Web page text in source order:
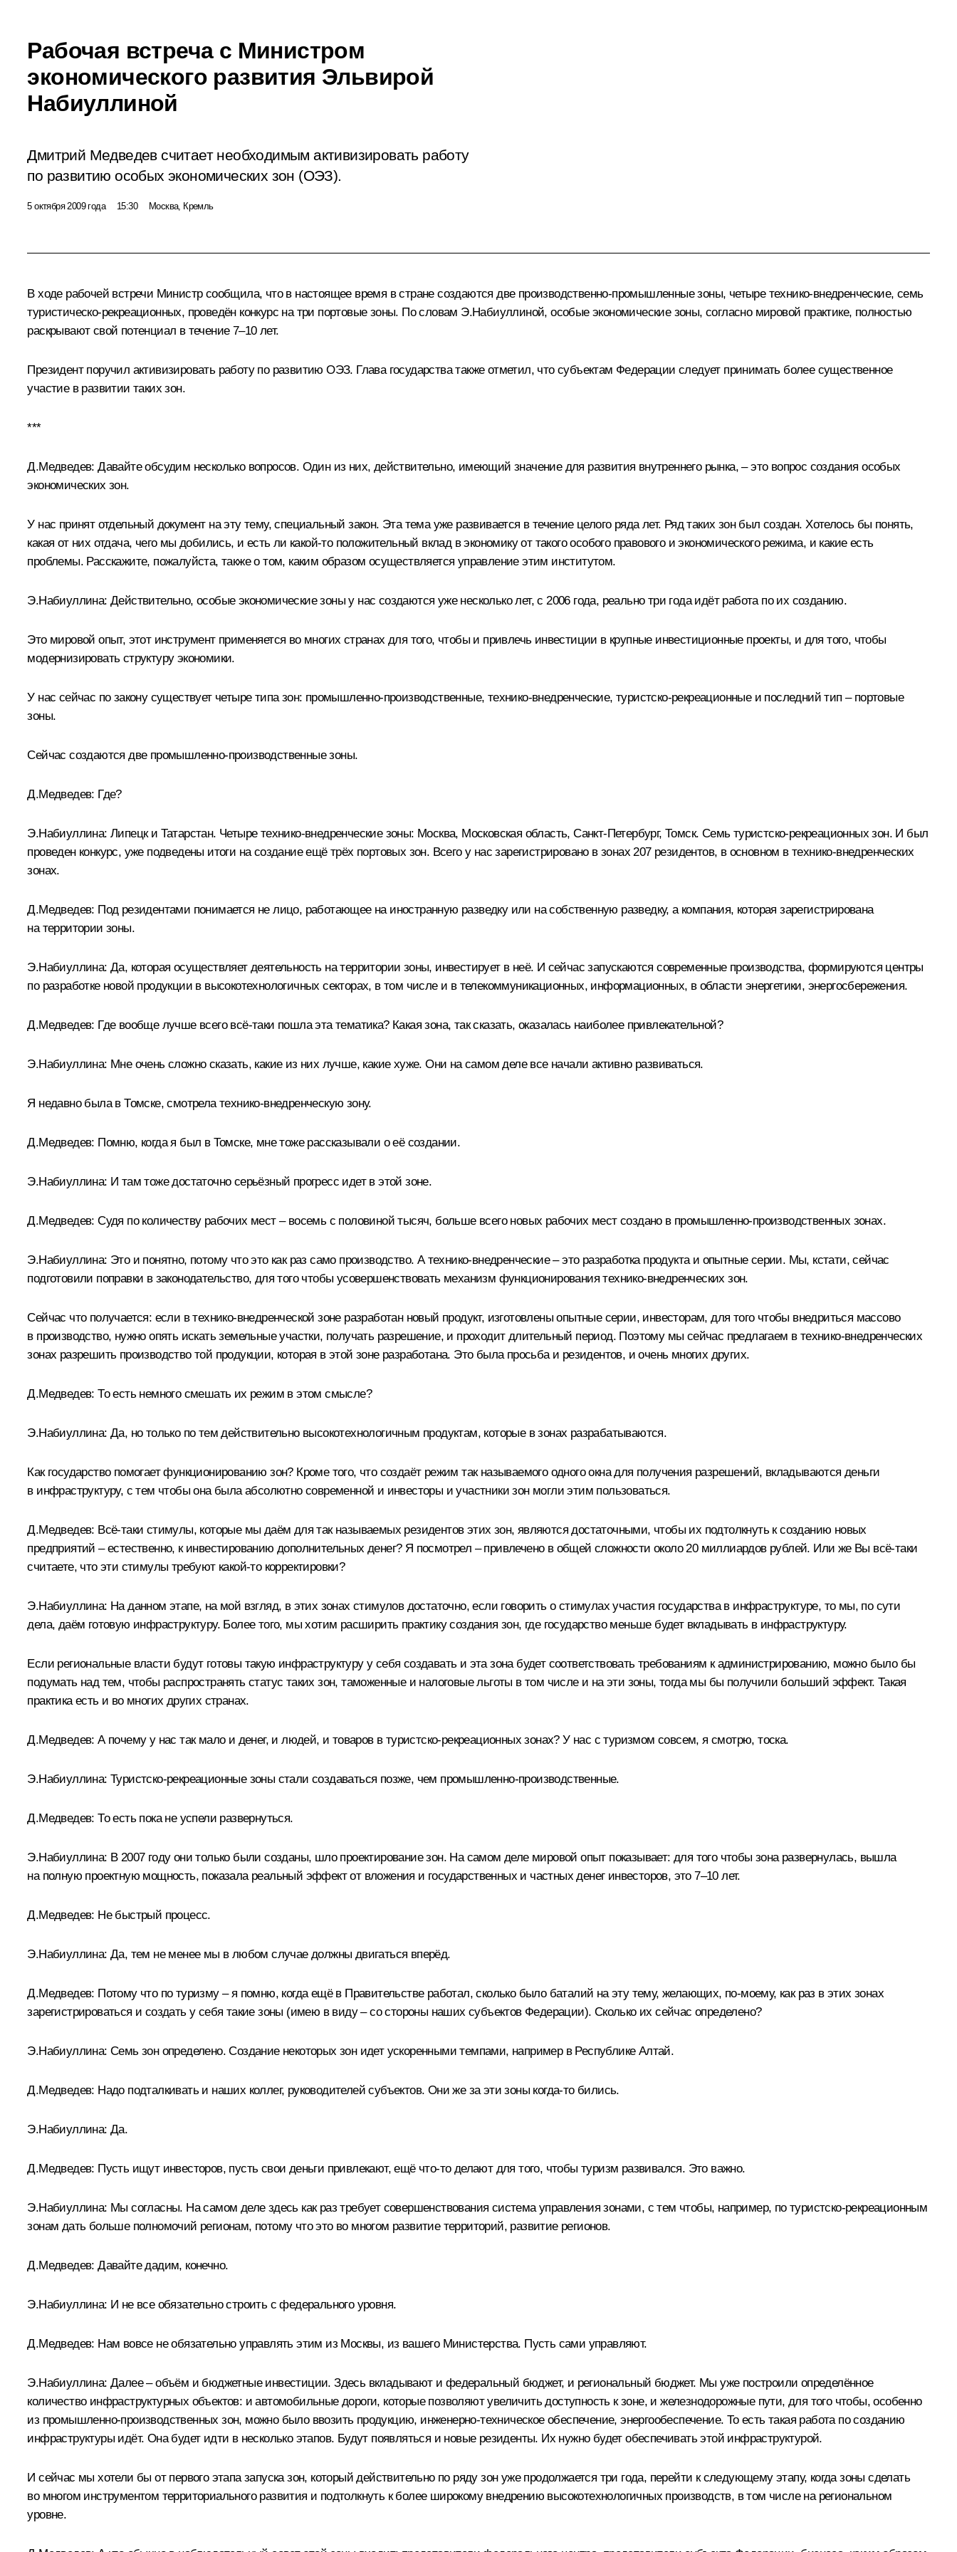
Рабочая встреча с Министром
экономического развития Эльвирой
Набиуллиной
Дмитрий Медведев считает необходимым активизировать работу
по развитию особых экономических зон (ОЭЗ).
5 октября 2009 года 15:30 Москва, Кремль
В ходе рабочей встречи Министр сообщила, что в настоящее время в стране создаются две производственно-промышленные зоны, четыре технико-внедренческие, семь
туристическо-рекреационных, проведён конкурс на три портовые зоны. По словам Э.Набиуллиной, особые экономические зоны, согласно мировой практике, полностью
раскрывают свой потенциал в течение 7–10 лет.
Президент поручил активизировать работу по развитию ОЭЗ. Глава государства также отметил, что субъектам Федерации следует принимать более существенное
участие в развитии таких зон.
***
Д.Медведев: Давайте обсудим несколько вопросов. Один из них, действительно, имеющий значение для развития внутреннего рынка, – это вопрос создания особых
экономических зон.
У нас принят отдельный документ на эту тему, специальный закон. Эта тема уже развивается в течение целого ряда лет. Ряд таких зон был создан. Хотелось бы понять,
какая от них отдача, чего мы добились, и есть ли какой‑то положительный вклад в экономику от такого особого правового и экономического режима, и какие есть
проблемы. Расскажите, пожалуйста, также о том, каким образом осуществляется управление этим институтом.
Э.Набиуллина: Действительно, особые экономические зоны у нас создаются уже несколько лет, с 2006 года, реально три года идёт работа по их созданию.
Это мировой опыт, этот инструмент применяется во многих странах для того, чтобы и привлечь инвестиции в крупные инвестиционные проекты, и для того, чтобы
модернизировать структуру экономики.
У нас сейчас по закону существует четыре типа зон: промышленно-производственные, технико-внедренческие, туристско-рекреационные и последний тип – портовые
зоны.
Сейчас создаются две промышленно-производственные зоны.
Д.Медведев: Где?
Э.Набиуллина: Липецк и Татарстан. Четыре технико-внедренческие зоны: Москва, Московская область, Санкт-Петербург, Томск. Семь туристско-рекреационных зон. И был
проведен конкурс, уже подведены итоги на создание ещё трёх портовых зон. Всего у нас зарегистрировано в зонах 207 резидентов, в основном в технико-внедренческих
зонах.
Д.Медведев: Под резидентами понимается не лицо, работающее на иностранную разведку или на собственную разведку, а компания, которая зарегистрирована
на территории зоны.
Э.Набиуллина: Да, которая осуществляет деятельность на территории зоны, инвестирует в неё. И сейчас запускаются современные производства, формируются центры
по разработке новой продукции в высокотехнологичных секторах, в том числе и в телекоммуникационных, информационных, в области энергетики, энергосбережения.
Д.Медведев: Где вообще лучше всего всё‑таки пошла эта тематика? Какая зона, так сказать, оказалась наиболее привлекательной?
Э.Набиуллина: Мне очень сложно сказать, какие из них лучше, какие хуже. Они на самом деле все начали активно развиваться.
Я недавно была в Томске, смотрела технико-внедренческую зону.
Д.Медведев: Помню, когда я был в Томске, мне тоже рассказывали о её создании.
Э.Набиуллина: И там тоже достаточно серьёзный прогресс идет в этой зоне.
Д.Медведев: Судя по количеству рабочих мест – восемь с половиной тысяч, больше всего новых рабочих мест создано в промышленно-производственных зонах.
Э.Набиуллина: Это и понятно, потому что это как раз само производство. А технико-внедренческие – это разработка продукта и опытные серии. Мы, кстати, сейчас
подготовили поправки в законодательство, для того чтобы усовершенствовать механизм функционирования технико-внедренческих зон.
Сейчас что получается: если в технико-внедренческой зоне разработан новый продукт, изготовлены опытные серии, инвесторам, для того чтобы внедриться массово
в производство, нужно опять искать земельные участки, получать разрешение, и проходит длительный период. Поэтому мы сейчас предлагаем в технико-внедренческих
зонах разрешить производство той продукции, которая в этой зоне разработана. Это была просьба и резидентов, и очень многих других.
Д.Медведев: То есть немного смешать их режим в этом смысле?
Э.Набиуллина: Да, но только по тем действительно высокотехнологичным продуктам, которые в зонах разрабатываются.
Как государство помогает функционированию зон? Кроме того, что создаёт режим так называемого одного окна для получения разрешений, вкладываются деньги
в инфраструктуру, с тем чтобы она была абсолютно современной и инвесторы и участники зон могли этим пользоваться.
Д.Медведев: Всё‑таки стимулы, которые мы даём для так называемых резидентов этих зон, являются достаточными, чтобы их подтолкнуть к созданию новых
предприятий – естественно, к инвестированию дополнительных денег? Я посмотрел – привлечено в общей сложности около 20 миллиардов рублей. Или же Вы всё‑таки
считаете, что эти стимулы требуют какой‑то корректировки?
Э.Набиуллина: На данном этапе, на мой взгляд, в этих зонах стимулов достаточно, если говорить о стимулах участия государства в инфраструктуре, то мы, по сути
дела, даём готовую инфраструктуру. Более того, мы хотим расширить практику создания зон, где государство меньше будет вкладывать в инфраструктуру.
Если региональные власти будут готовы такую инфраструктуру у себя создавать и эта зона будет соответствовать требованиям к администрированию, можно было бы
подумать над тем, чтобы распространять статус таких зон, таможенные и налоговые льготы в том числе и на эти зоны, тогда мы бы получили больший эффект. Такая
практика есть и во многих других странах.
Д.Медведев: А почему у нас так мало и денег, и людей, и товаров в туристско-рекреационных зонах? У нас с туризмом совсем, я смотрю, тоска.
Э.Набиуллина: Туристско-рекреационные зоны стали создаваться позже, чем промышленно-производственные.
Д.Медведев: То есть пока не успели развернуться.
Э.Набиуллина: В 2007 году они только были созданы, шло проектирование зон. На самом деле мировой опыт показывает: для того чтобы зона развернулась, вышла
на полную проектную мощность, показала реальный эффект от вложения и государственных и частных денег инвесторов, это 7–10 лет.
Д.Медведев: Не быстрый процесс.
Э.Набиуллина: Да, тем не менее мы в любом случае должны двигаться вперёд.
Д.Медведев: Потому что по туризму – я помню, когда ещё в Правительстве работал, сколько было баталий на эту тему, желающих, по‑моему, как раз в этих зонах
зарегистрироваться и создать у себя такие зоны (имею в виду – со стороны наших субъектов Федерации). Сколько их сейчас определено?
Э.Набиуллина: Семь зон определено. Создание некоторых зон идет ускоренными темпами, например в Республике Алтай.
Д.Медведев: Надо подталкивать и наших коллег, руководителей субъектов. Они же за эти зоны когда‑то бились.
Э.Набиуллина: Да.
Д.Медведев: Пусть ищут инвесторов, пусть свои деньги привлекают, ещё что‑то делают для того, чтобы туризм развивался. Это важно.
Э.Набиуллина: Мы согласны. На самом деле здесь как раз требует совершенствования система управления зонами, с тем чтобы, например, по туристско-рекреационным
зонам дать больше полномочий регионам, потому что это во многом развитие территорий, развитие регионов.
Д.Медведев: Давайте дадим, конечно.
Э.Набиуллина: И не все обязательно строить с федерального уровня.
Д.Медведев: Нам вовсе не обязательно управлять этим из Москвы, из вашего Министерства. Пусть сами управляют.
Э.Набиуллина: Далее – объём и бюджетные инвестиции. Здесь вкладывают и федеральный бюджет, и региональный бюджет. Мы уже построили определённое
количество инфраструктурных объектов: и автомобильные дороги, которые позволяют увеличить доступность к зоне, и железнодорожные пути, для того чтобы, особенно
из промышленно-производственных зон, можно было ввозить продукцию, инженерно-техническое обеспечение, энергообеспечение. То есть такая работа по созданию
инфраструктуры идёт. Она будет идти в несколько этапов. Будут появляться и новые резиденты. Их нужно будет обеспечивать этой инфраструктурой.
И сейчас мы хотели бы от первого этапа запуска зон, который действительно по ряду зон уже продолжается три года, перейти к следующему этапу, когда зоны сделать
во многом инструментом территориального развития и подтолкнуть к более широкому внедрению высокотехнологичных производств, в том числе на региональном
уровне.